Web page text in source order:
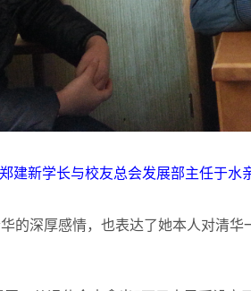
郑建新学长与校友总会发展部主任于水
的深厚感情，也表达了她本人对清